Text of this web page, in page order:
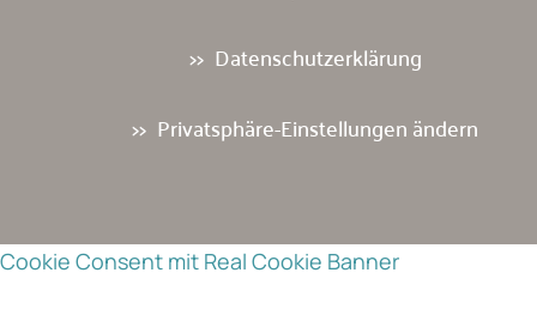
Datenschutzerklärung
Privatsphäre-Einstellungen ändern
Cookie Consent mit Real Cookie Banner